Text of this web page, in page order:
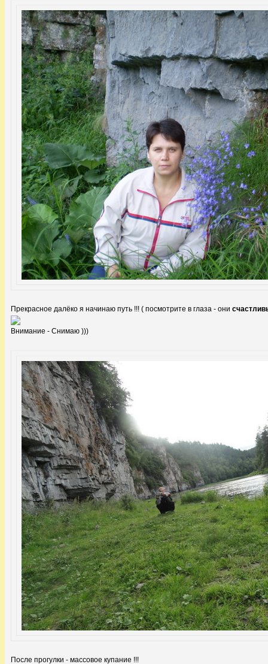
Прекрасное далёко я начинаю путь !!! ( посмотрите в глаза - они
Внимание - Снимаю )))
После прогулки - массовое купание !!!